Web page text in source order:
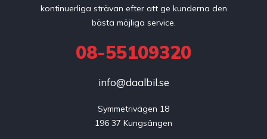
kontinuerliga strävan efter att ge kunderna den
bästa möjliga service.
08-55109320
info@daalbil.se
Symmetrivägen 18
196 37 Kungsängen